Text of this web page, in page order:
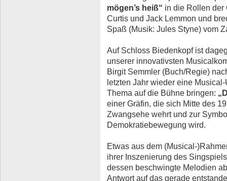
mögen’s heiß“ in die Rollen der
Curtis und Jack Lemmon und
Spaß (Musik: Jules Styne) vom
Auf Schloss Biedenkopf ist
unserer innovativsten
Birgit Semmler (Buch/Regie)
letzten Jahr wieder eine
Thema auf die Bühne bringen:
einer Gräfin, die sich Mitte des
Zwangsehe wehrt und zur
Demokratiebewegung wird.
Etwas aus dem (Musical-
ihrer Inszenierung des
dessen beschwingte Melodien
Antwort auf das gerade